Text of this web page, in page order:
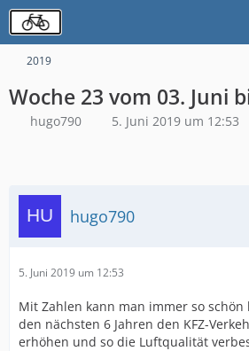
2019
Woche 23 vom 03. Juni
hugo790 5. Juni 2019 um 12:53
hugo790
5. Juni 2019 um 12:53
Mit Zahlen kann man immer so
den nächsten 6 Jahren den KFZ-
erhöhen und so die Luftqualität